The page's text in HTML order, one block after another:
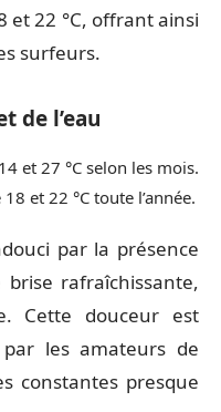
et 22 °C, offrant ainsi
surfeurs.
de l’eau
et 27 °C selon les mois.
et 22 °C toute l’année.
par la présence
brise rafraîchissante,
Cette douceur est
les amateurs de
constantes presque